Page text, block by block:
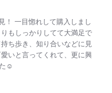
！ 一目惚れして購入しまし
もしっかりしてて大満足で
ち歩き、知り合いなどに見
いと言ってくれて、更に興
☺️